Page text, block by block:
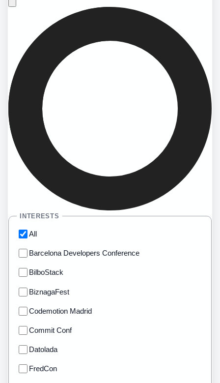
INTERESTS
All
Barcelona Developers Conference
BilboStack
BiznagaFest
Codemotion Madrid
Commit Conf
Datolada
FredCon